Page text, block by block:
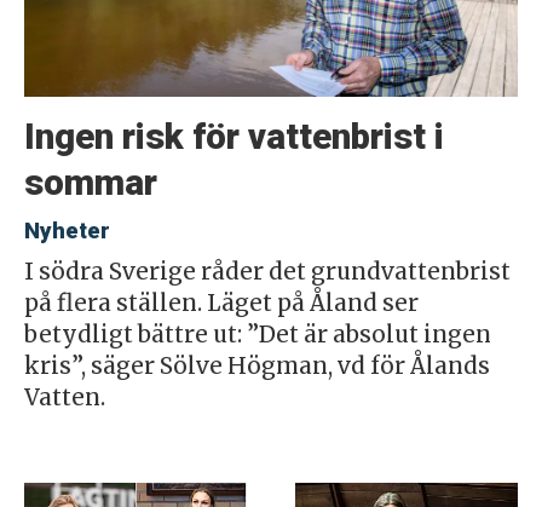
Ingen risk för vattenbrist i
sommar
Nyheter
I södra Sverige råder det grundvattenbrist
på flera ställen. Läget på Åland ser
betydligt bättre ut: ”Det är absolut ingen
kris”, säger Sölve Högman, vd för Ålands
Vatten.